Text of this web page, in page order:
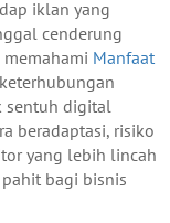
iklan yang
cenderung
Manfaat
sentuh digital
beradaptasi, risiko
yang lebih lincah
bagi bisnis